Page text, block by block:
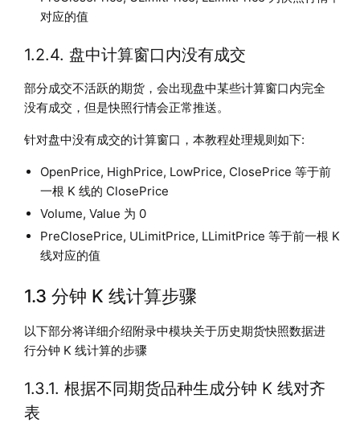
对应的值
1.2.4. 盘中计算窗口内没有成交
部分成交不活跃的期货，会出现盘中某些计算窗口内完全
没有成交，但是快照行情会正常推送。
针对盘中没有成交的计算窗口，本教程处理规则如下:
OpenPrice, HighPrice, LowPrice, ClosePrice 等于前
一根 K 线的 ClosePrice
Volume, Value 为 0
PreClosePrice, ULimitPrice, LLimitPrice 等于前一根 K
线对应的值
1.3 分钟 K 线计算步骤
以下部分将详细介绍附录中模块关于历史期货快照数据进
行分钟 K 线计算的步骤
1.3.1. 根据不同期货品种生成分钟 K 线对齐
表